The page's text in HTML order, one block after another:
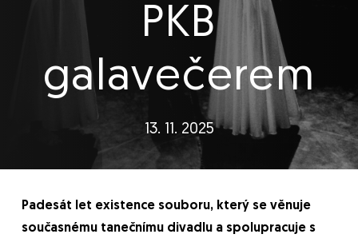
PKB
galavečerem
13. 11. 2025
Padesát let existence souboru, který se věnuje
současnému tanečnímu divadlu a spolupracuje s